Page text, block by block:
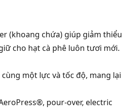
(khoang chứa) giúp giảm thiểu
cho hạt cà phê luôn tươi mới.
một lực và tốc độ, mang lại
pour-over, electric